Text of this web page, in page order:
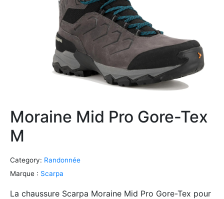
Moraine Mid Pro Gore-Tex
M
Category: Randonnée
Marque : Scarpa
La chaussure Scarpa Moraine Mid Pro Gore-Tex pour